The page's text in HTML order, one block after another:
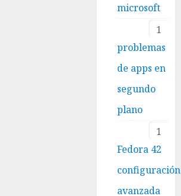
microsoft
1
problemas
de apps en
segundo
plano
1
Fedora 42
configuración
avanzada